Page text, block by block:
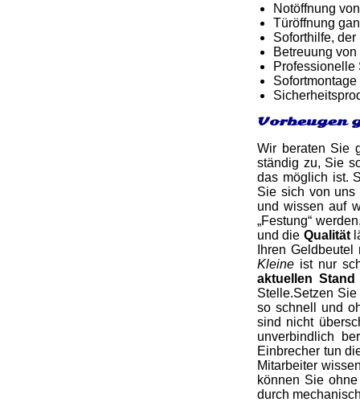
Notöffnung
Türöffnung
Soforthilfe,
Betreuung
Professionelle
Vorbeugen
Wir beraten Sie
ständig zu, Sie
das möglich ist.
Sie sich von
und wissen auf
„Festung“
und die Qualität
Ihren
Kleine ist nur
aktuellen
Stelle.Setzen
so schnell und
sind nicht
unverbindlich
Einbrecher tun
Mitarbeiter
können Sie
durch